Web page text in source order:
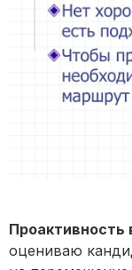
Проактивность
оцениваю